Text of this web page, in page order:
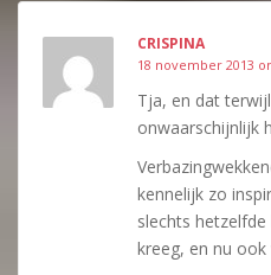
CRISPINA
18 november 2013
Tja, en dat
onwaarschijnlijk
kennelijk zo
slechts
kreeg, en nu